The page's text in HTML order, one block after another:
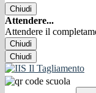
Chiudi
Attendere...
Attendere il
Chiudi
Chiudi